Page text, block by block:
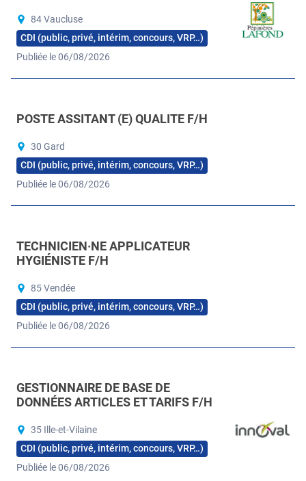
84 Vaucluse
CDI (public, privé, intérim, concours, VRP…)
Publiée le 06/08/2026
POSTE ASSITANT (E) QUALITE F/H
30 Gard
CDI (public, privé, intérim, concours, VRP…)
Publiée le 06/08/2026
TECHNICIEN·NE APPLICATEUR
HYGIÉNISTE F/H
85 Vendée
CDI (public, privé, intérim, concours, VRP…)
Publiée le 06/08/2026
GESTIONNAIRE DE BASE DE
DONNÉES ARTICLES ET TARIFS F/H
35 Ille-et-Vilaine
CDI (public, privé, intérim, concours, VRP…)
Publiée le 06/08/2026